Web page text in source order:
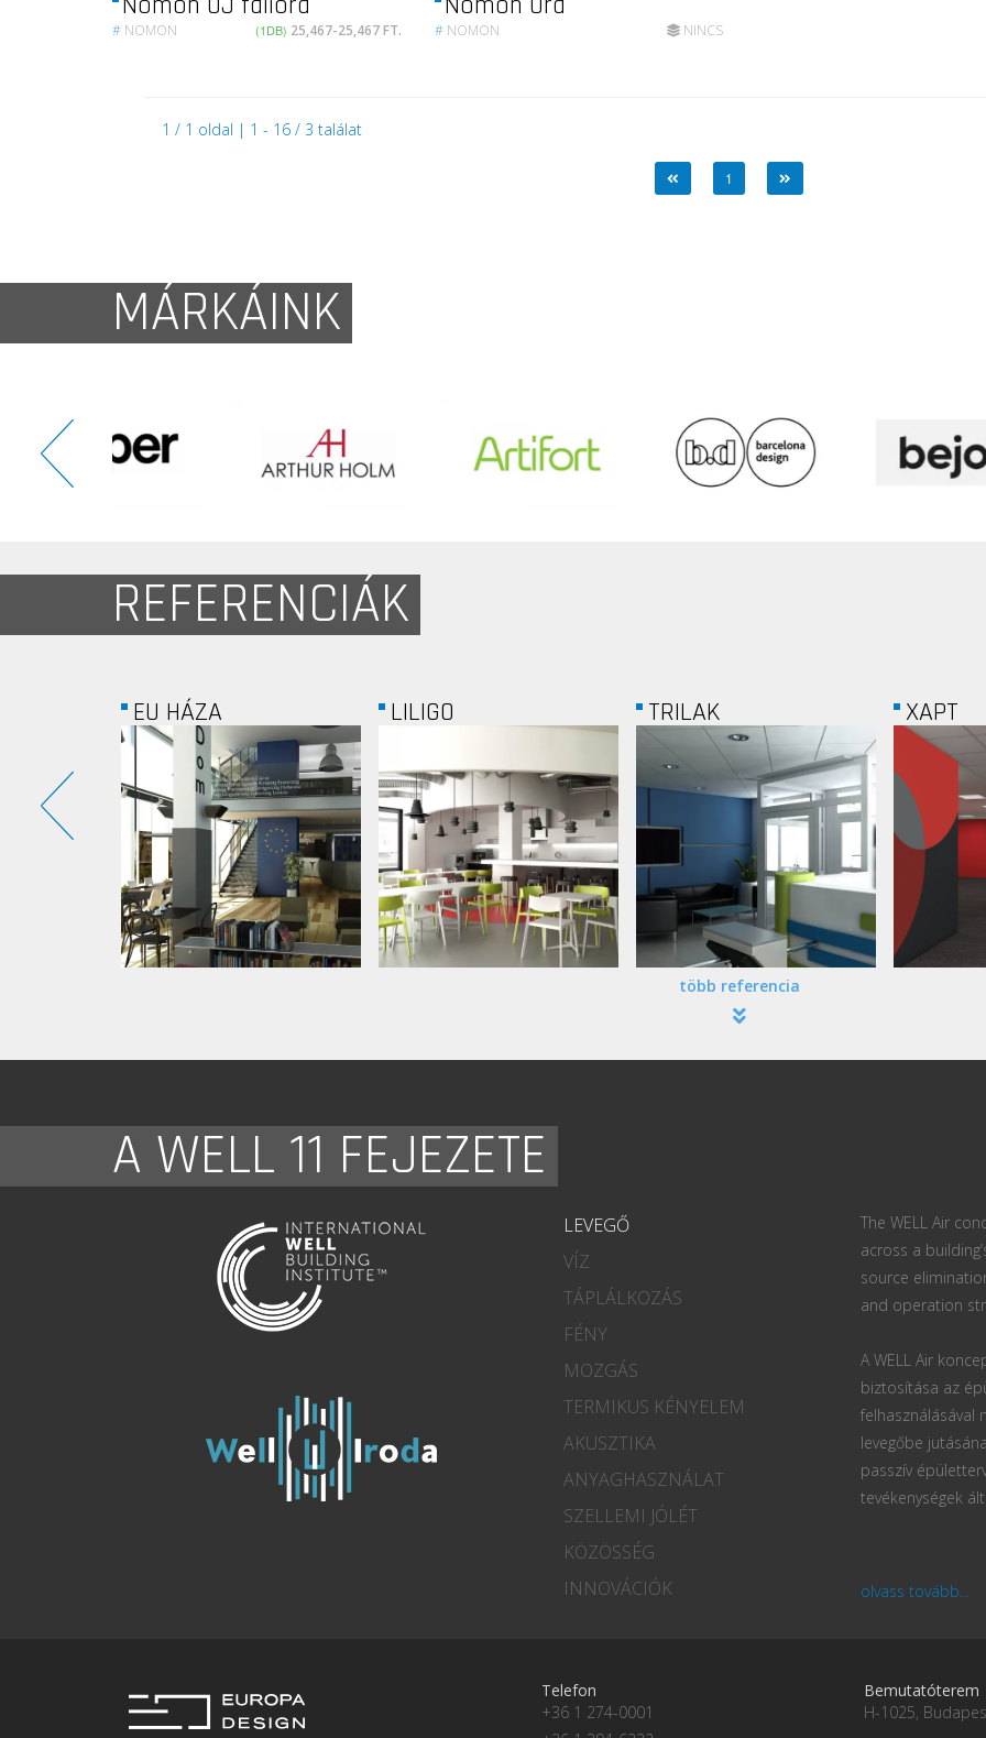
# NOMON (1DB) 25,467-25,467 FT. # NOMON NINCS
1 / 1 oldal | 1 - 16 / 3 találat
1
MÁRKÁINK
REFERENCIÁK
LILIGO TRILAK XAPT KÁTA
több referencia
A WELL 11 FEJEZETE
LEVEGŐ
VÍZ
TÁPLÁLKOZÁS
FÉNY
MOZGÁS
TERMIKUS KÉNYELEM
AKUSZTIKA
ANYAGHASZNÁLAT
SZELLEMI JÓLÉT
KÖZÖSSÉG
INNOVÁCIÓK
The WELL Air
across a
source
and operation
A WELL Air
biztosítása az
felhasználásával
levegőbe
passzív
tevékenységek
olvass tovább...
Telefon
+36 1 274-0001
Bemutatóterem
H-1025,